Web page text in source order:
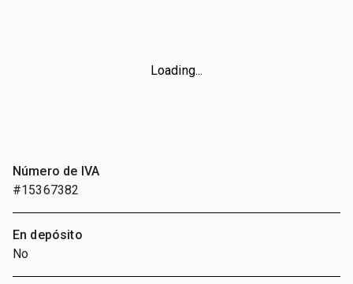
Loading...
Número de IVA
#15367382
En depósito
No